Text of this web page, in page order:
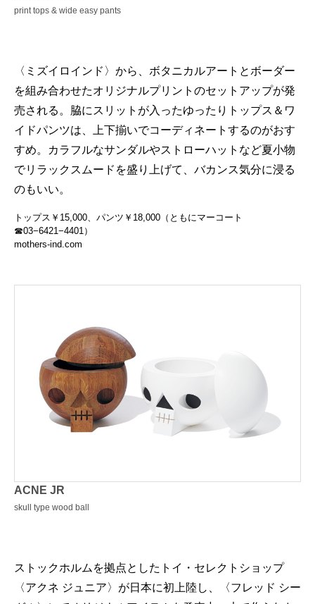
print tops & wide easy pants
〈ミズイロインド〉から、ボタニカルアートとボーダー
を組み合わせたオリジナルプリントのセットアップが発
売される。脇にスリットが入ったゆったりトップス＆ワ
イドパンツは、上下揃いでコーディネートするのがおす
すめ。カラフルなサンダルやストローハットなど夏小物
でリラックスムードを盛り上げて、バカンス気分に浸る
のもいい。
トップス￥15,000、パンツ￥18,000（ともにマーコート
☎03−6421−4401）
mothers-ind.com
ACNE JR
skull type wood ball
ストックホルムを拠点としたトイ・セレクトショップ
〈アクネ ジュニア〉が日本に初上陸し、〈フレッド シー